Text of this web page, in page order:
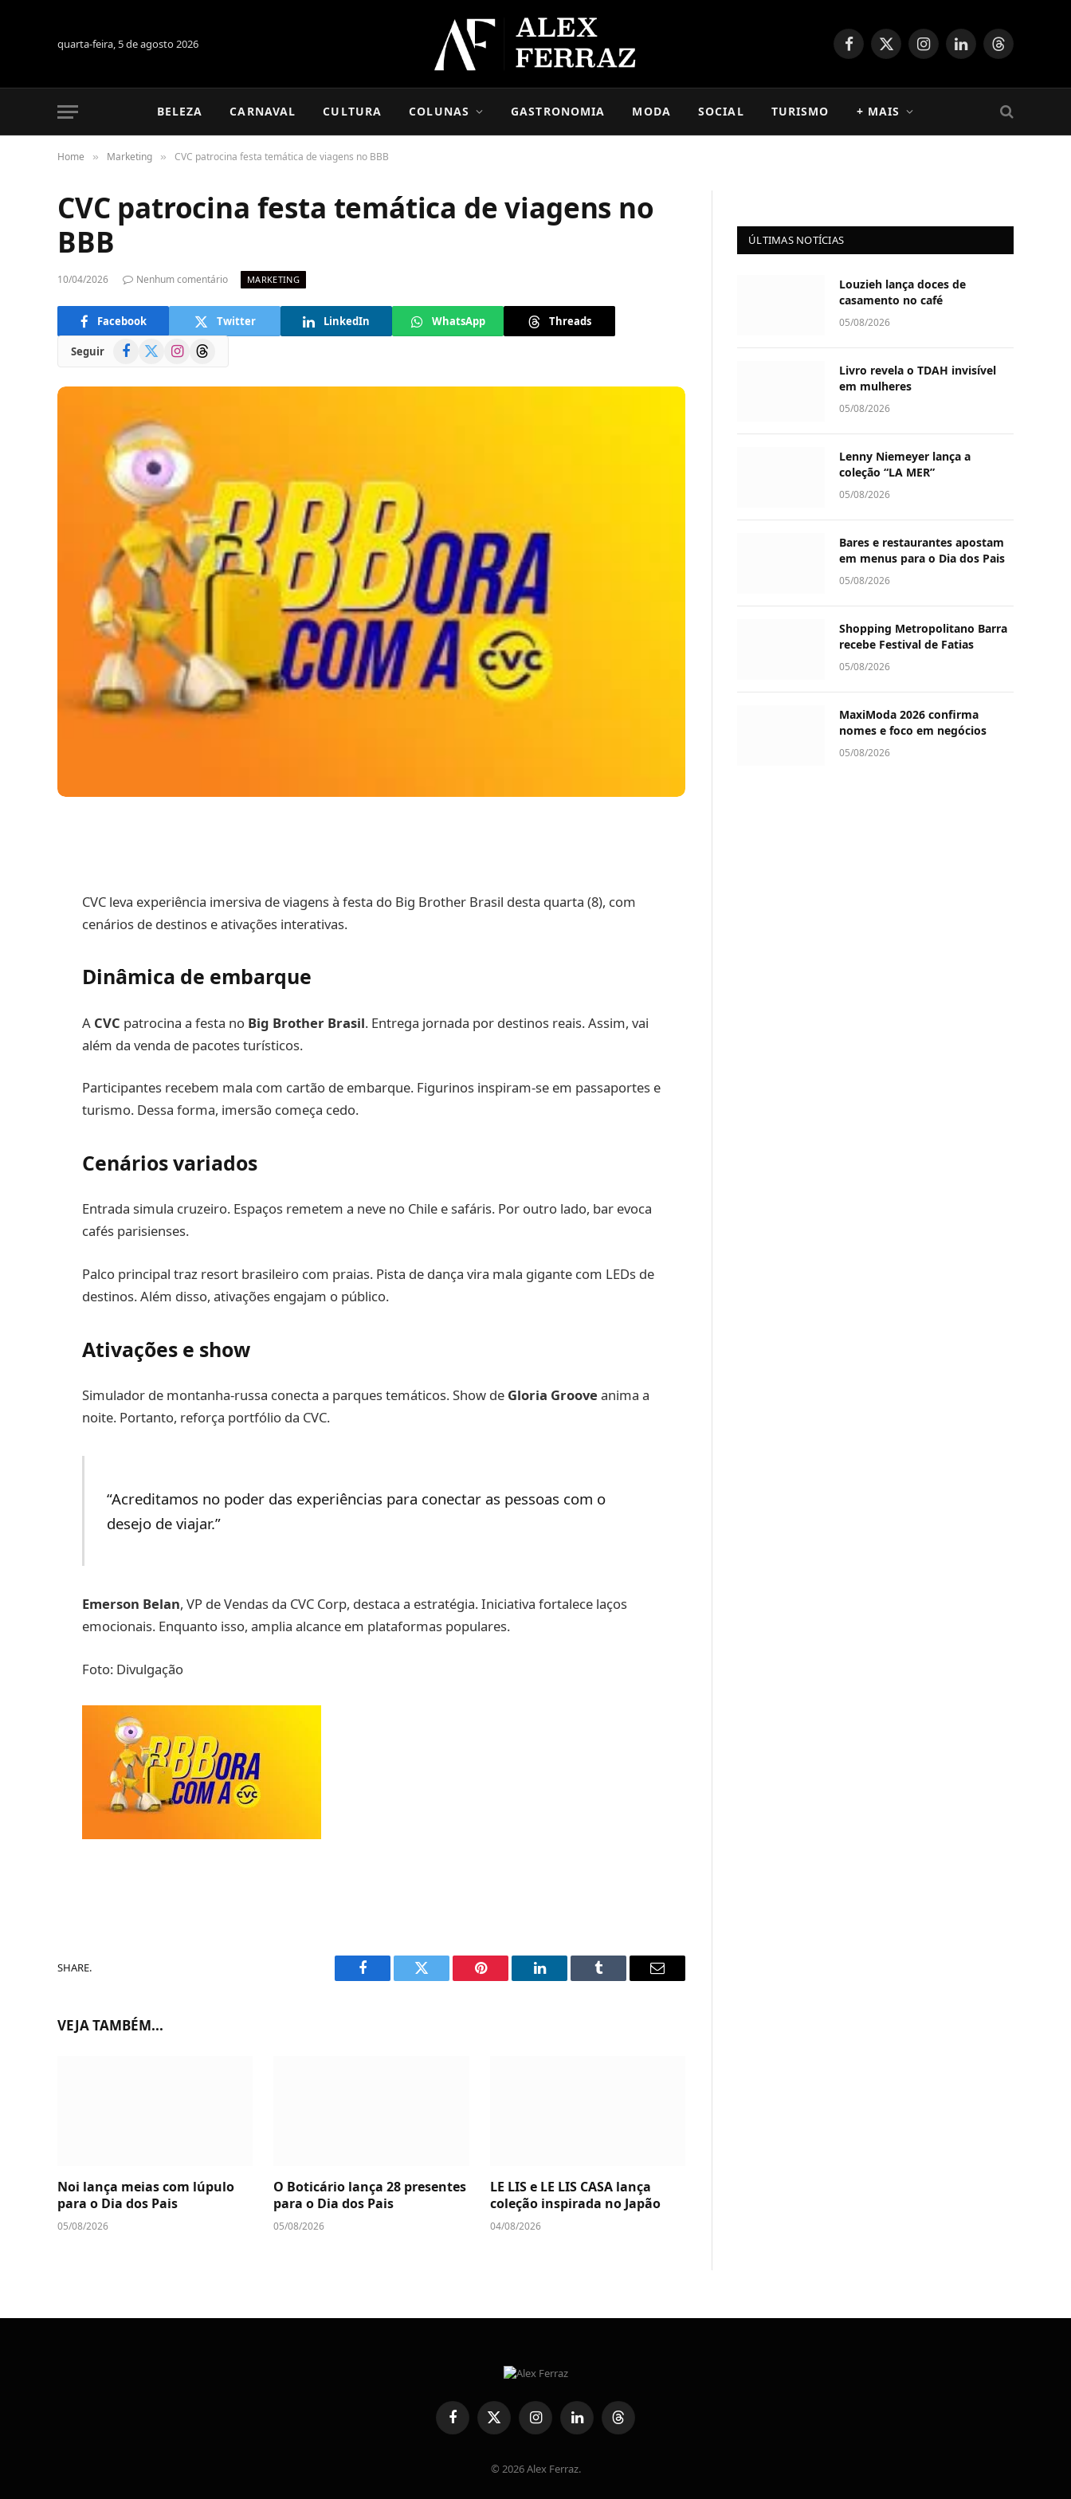
quarta-feira, 5 de agosto 2026 Facebook
X
InstagramLinkedInThreads
BELEZA CARNAVAL CULTURA COLUNAS GASTRONOMIA MODA SOCIAL TURISMO + MAIS
Home » Marketing » CVC patrocina festa temática de viagens no BBB
CVC patrocina festa temática de viagens no
BBB
10/04/2026 Nenhum comentário MARKETING
Facebook Twitter LinkedIn WhatsApp Threads
Seguir Facebook
(Twitter)
InstagramThreads
CVC leva experiência imersiva de viagens à festa do Big Brother Brasil desta quarta (8), com
cenários de destinos e ativações interativas.
Dinâmica de embarque
A CVC patrocina a festa no Big Brother Brasil. Entrega jornada por destinos reais. Assim, vai
além da venda de pacotes turísticos.
Participantes recebem mala com cartão de embarque. Figurinos inspiram-se em passaportes e
turismo. Dessa forma, imersão começa cedo.
Cenários variados
Entrada simula cruzeiro. Espaços remetem a neve no Chile e safáris. Por outro lado, bar evoca
cafés parisienses.
Palco principal traz resort brasileiro com praias. Pista de dança vira mala gigante com LEDs de
destinos. Além disso, ativações engajam o público.
Ativações e show
Simulador de montanha-russa conecta a parques temáticos. Show de Gloria Groove anima a
noite. Portanto, reforça portfólio da CVC.
“Acreditamos no poder das experiências para conectar as pessoas com o
desejo de viajar.”
Emerson Belan, VP de Vendas da CVC Corp, destaca a estratégia. Iniciativa fortalece laços
emocionais. Enquanto isso, amplia alcance em plataformas populares.
Foto: Divulgação
SHARE.
Facebook Twitter Pinterest LinkedIn Tumblr Email
VEJA TAMBÉM...
Noi lança meias com lúpulo
para o Dia dos Pais
05/08/2026
O Boticário lança 28 presentes
para o Dia dos Pais
05/08/2026
LE LIS e LE LIS CASA lança
coleção inspirada no Japão
04/08/2026
ÚLTIMAS NOTÍCIAS
Louzieh lança doces de
casamento no café
05/08/2026
Livro revela o TDAH invisível
em mulheres
05/08/2026
Lenny Niemeyer lança a
coleção “LA MER”
05/08/2026
Bares e restaurantes apostam
em menus para o Dia dos Pais
05/08/2026
Shopping Metropolitano Barra
recebe Festival de Fatias
05/08/2026
MaxiModa 2026 confirma
nomes e foco em negócios
05/08/2026
FacebookX
(Twitter)
InstagramLinkedInThreads
© 2026 Alex Ferraz.